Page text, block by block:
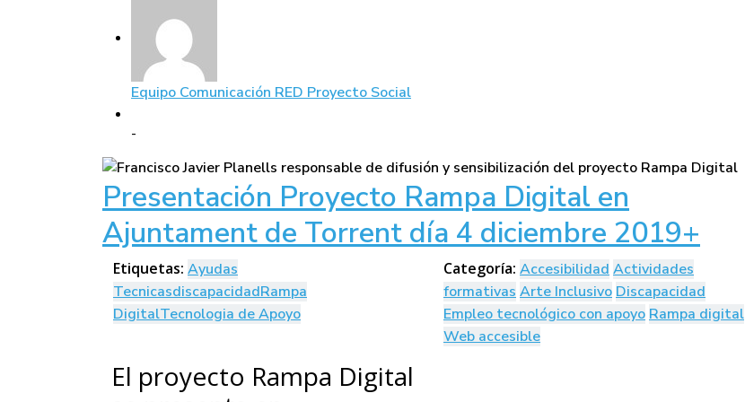
Equipo Comunicación RED Proyecto Social
-
Presentación Proyecto Rampa Digital en
Ajuntament de Torrent día 4 diciembre 2019+
Etiquetas: Ayudas
TecnicasdiscapacidadRampa
DigitalTecnologia de Apoyo
Categoría: Accesibilidad Actividades
formativas Arte Inclusivo Discapacidad
Empleo tecnológico con apoyo Rampa digital
Web accesible
El proyecto Rampa Digital